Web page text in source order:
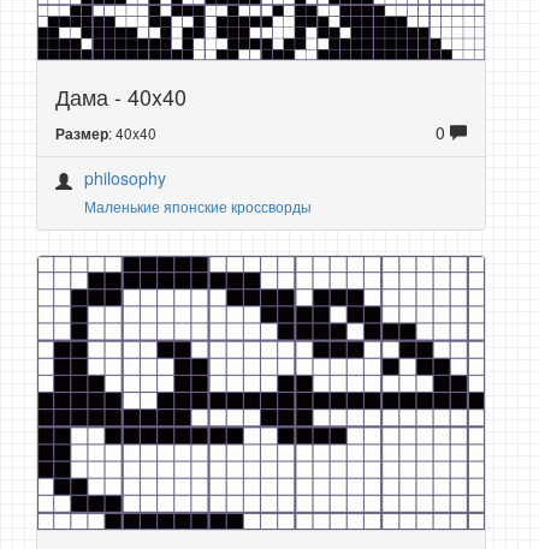
Дама - 40x40
Размер: 40x40
0
philosophy
Маленькие японские кроссворды